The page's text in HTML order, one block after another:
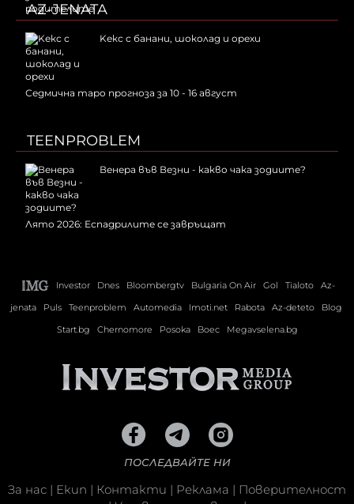
AZ-JENATA
Kекс с банани, шоколад и орехи
Седмична таро прогноза за 10 - 16 август
TEENPROBLEM
Венера във Везни - какво чака зодиите?
Лято 2026: Еспадрилите се завръщат
Investor Dnes Bloombergtv Bulgaria On Air Gol Tialoto
Az-
jenata
Puls Teenproblem Automedia Imoti.net Rabota Az-deteto
Blog
Start.bg
Chernomore Posoka Boec Megavselena.bg
ПОСЛЕДВАЙТЕ НИ
За нас | Екип | Контакти | Реклама | Поверителност